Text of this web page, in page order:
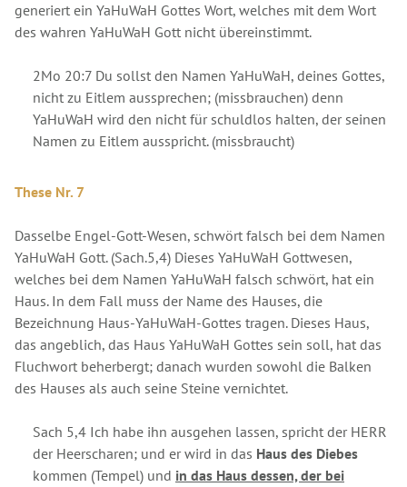
generiert ein YaHuWaH Gottes Wort, welches mit dem Wort
des wahren YaHuWaH Gott nicht übereinstimmt.
2Mo 20:7 Du sollst den Namen YaHuWaH, deines Gottes,
nicht zu Eitlem aussprechen; (missbrauchen) denn
YaHuWaH wird den nicht für schuldlos halten, der seinen
Namen zu Eitlem ausspricht. (missbraucht)
These Nr. 7
Dasselbe Engel-Gott-Wesen, schwört falsch bei dem Namen
YaHuWaH Gott. (Sach.5,4) Dieses YaHuWaH Gottwesen,
welches bei dem Namen YaHuWaH falsch schwört, hat ein
Haus. In dem Fall muss der Name des Hauses, die
Bezeichnung Haus-YaHuWaH-Gottes tragen. Dieses Haus,
das angeblich, das Haus YaHuWaH Gottes sein soll, hat das
Fluchwort beherbergt; danach wurden sowohl die Balken
des Hauses als auch seine Steine vernichtet.
Sach 5,4 Ich habe ihn ausgehen lassen, spricht der HERR
der Heerscharen; und er wird in das Haus des Diebes
kommen (Tempel) und in das Haus dessen, der bei